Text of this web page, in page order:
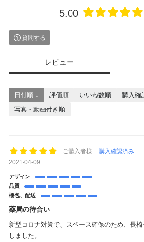
5.00
質問する
レビュー
日付順 ↓ 評価順 いいね数順
購入確
写真・動画付き順
ご購入者様
購入確認済み
2021-04-09
デザイン
品質
梱包、配送
薬局の待合い
新型コロナ対策で、スペース確保のため、長
しました。